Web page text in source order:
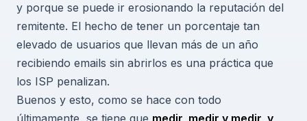
y porque se puede ir erosionando la reputación del
remitente. El hecho de tener un porcentaje tan
elevado de usuarios que llevan más de un año
recibiendo emails sin abrirlos es una práctica que
los ISP penalizan.
Buenos y esto, como se hace con todo